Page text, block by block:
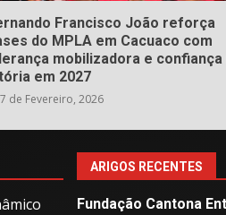
Francisco João reforça
do MPLA em Cacuaco com
mobilizadora e confiança
em 2027
7 de Fevereiro, 2026
ARIGOS RECENTES
Fundação Cantona